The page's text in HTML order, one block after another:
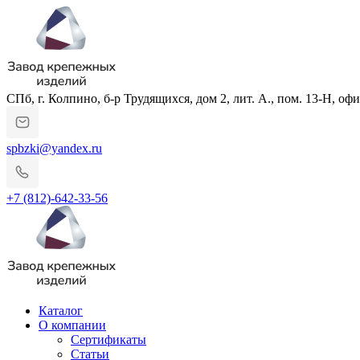
СПб, г. Колпино, б-р Трудящихся, дом 2, лит. А., пом. 13-Н,
spbzki@yandex.ru
+7 (812)-642-33-56
Каталог
О компании
Сертификаты
Статьи